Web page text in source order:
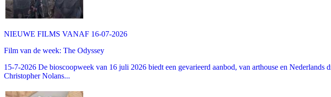
NIEUWE FILMS VANAF 16-07-2026
Film van de week: The Odyssey
15-7-2026 De bioscoopweek van 16 juli 2026 biedt een gevarieerd aanbod, van arthouse en
Christopher Nolans...